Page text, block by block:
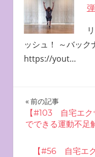
ッシュ！ ～バック
https://yout…
投
稿
ナ
前の記事
【#103 自宅エク
でできる運動不足
【#56 自宅エ